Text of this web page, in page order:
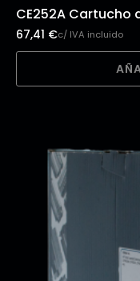
CE252A Cartucho
67,41 €c/ IVA incluido